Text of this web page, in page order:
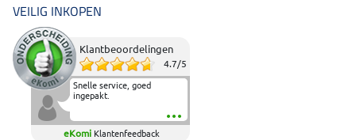
VEILIG INKOPEN
Klantbeoordelingen
4.7/5
Snelle service, goed
ingepakt.
eKomi Klantenfeedback